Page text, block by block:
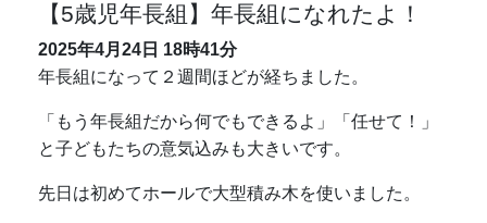
【5歳児年長組】年長組になれたよ！
2025年4月24日 18時41分
年長組になって２週間ほどが経ちました。
「もう年長組だから何でもできるよ」「任せて！」
と子どもたちの意気込みも大きいです。
先日は初めてホールで大型積み木を使いました。